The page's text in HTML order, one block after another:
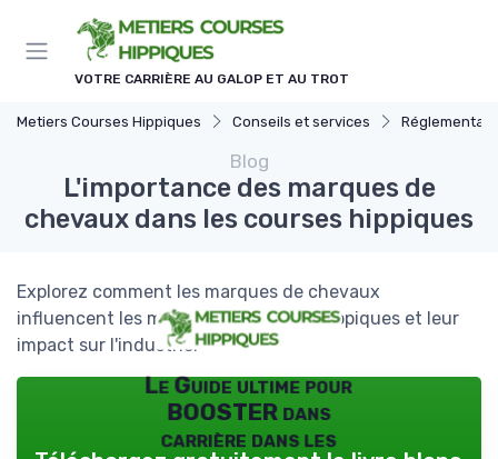
VOTRE CARRIÈRE AU GALOP ET AU TROT
Metiers Courses Hippiques Conseils et services
Blog
L'importance des marques de
chevaux dans les courses hippiques
Explorez comment les marques de chevaux
influencent les métiers des courses hippiques et leur
impact sur l'industrie.
Le Guide ultime pour
BOOSTER dans
carrière dans les
Panneau de gestion des cookies